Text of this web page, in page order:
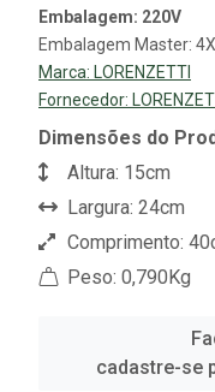
Embalagem: 220V
Embalagem Master:
Marca:
LORENZETTI
Fornecedor:
Dimensões do
Altura: 15cm
Largura: 24cm
Comprimento:
Peso: 0,790Kg
cadastre-se